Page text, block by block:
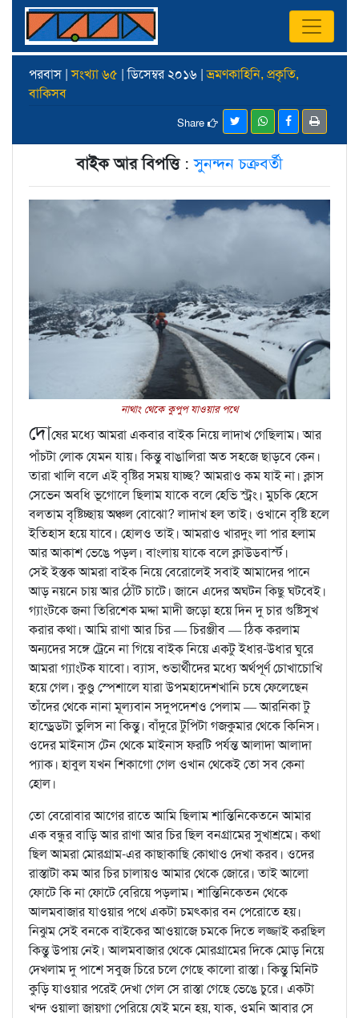
পরবাস |সংখ্যা ৬৫ | ডিসেম্বর ২০১৬ |ভ্রমণকাহিনি, প্রকৃতি,
বাকিসব
Share
বাইক আর বিপত্তি:সুনন্দন চক্রবর্তী
নাথাং থেকে কুপুপ যাওয়ার পথে
দোষের মধ্যে আমরা একবার বাইক নিয়ে লাদাখ গেছিলাম। আর
পাঁচটা লোক যেমন যায়। কিন্তু বাঙালিরা অত সহজে ছাড়বে কেন।
তারা খালি বলে এই বৃষ্টির সময় যাচ্ছ? আমরাও কম যাই না। ক্লাস
সেভেন অবধি ভূগোলে ছিলাম যাকে বলে হেভি স্ট্রং। মুচকি হেসে
বলতাম বৃষ্টিচ্ছায় অঞ্চল বোঝো? লাদাখ হল তাই। ওখানে বৃষ্টি হলে
ইতিহাস হয়ে যাবে। হোলও তাই। আমরাও খারদুং লা পার হলাম
আর আকাশ ভেঙে পড়ল। বাংলায় যাকে বলে ক্লাউডবার্স্ট।
সেই ইস্তক আমরা বাইক নিয়ে বেরোলেই সবাই আমাদের পানে
আড় নয়নে চায় আর ঠোঁট চাটে। জানে এদের অঘটন কিছু ঘটবেই।
গ্যাংটকে জনা তিরিশেক মদ্দা মাদী জড়ো হয়ে দিন দু চার গুষ্টিসুখ
করার কথা। আমি রাণা আর চির — চিরঞ্জীব — ঠিক করলাম
অন্যদের সঙ্গে ট্রেনে না গিয়ে বাইক নিয়ে একটু ইধার-উধার ঘুরে
আমরা গ্যাংটক যাবো। ব্যাস, শুভার্থীদের মধ্যে অর্থপূর্ণ চোখাচোখি
হয়ে গেল। কুণ্ডু স্পেশালে যারা উপমহাদেশখানি চষে ফেলেছেন
তাঁদের থেকে নানা মূল্যবান সদুপদেশও পেলাম — আরনিকা টু
হান্ড্রেডটা ভুলিস না কিন্তু। বাঁদুরে টুপিটা গজকুমার থেকে কিনিস।
ওদের মাইনাস টেন থেকে মাইনাস ফরটি পর্যন্ত আলাদা আলাদা
প্যাক। হাবুল যখন শিকাগো গেল ওখান থেকেই তো সব কেনা
হোল।
তো বেরোবার আগের রাতে আমি ছিলাম শান্তিনিকেতনে আমার
এক বন্ধুর বাড়ি আর রাণা আর চির ছিল বনগ্রামের সুখাশ্রমে। কথা
ছিল আমরা মোরগ্রাম-এর কাছাকাছি কোথাও দেখা করব। ওদের
রাস্তাটা কম আর চির চালায়ও আমার থেকে জোরে। তাই আলো
ফোটে কি না ফোটে বেরিয়ে পড়লাম। শান্তিনিকেতন থেকে
আলমবাজার যাওয়ার পথে একটা চমৎকার বন পেরোতে হয়।
নিঝুম সেই বনকে বাইকের আওয়াজে চমকে দিতে লজ্জাই করছিল
কিন্তু উপায় নেই। আলমবাজার থেকে মোরগ্রামের দিকে মোড় নিয়ে
দেখলাম দু পাশে সবুজ চিরে চলে গেছে কালো রাস্তা। কিন্তু মিনিট
কুড়ি যাওয়ার পরেই দেখা গেল সে রাস্তা গেছে ভেঙে চুরে। একটা
খন্দ ওয়ালা জায়গা পেরিয়ে যেই মনে হয়, যাক, ওমনি আবার সে